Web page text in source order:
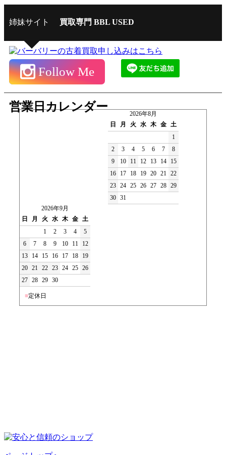
姉妹サイト 買取専門 BBL USED
Follow Me
営業日カレンダー
2026年8月
日
月 火 水 木 金 土
1
2
3 4 5 6 7
8
9
10 11 12 13 14
15
16
17 18 19 20 21 22
23 24 25 26 27 28 29
30 31
2026年9月
日
月 火 水 木 金 土
1
2 3 4
5
6
7 8 9 10 11
12
13
14 15 16 17 18
19
20 21 22 23 24 25 26
27 28 29 30
■定休日